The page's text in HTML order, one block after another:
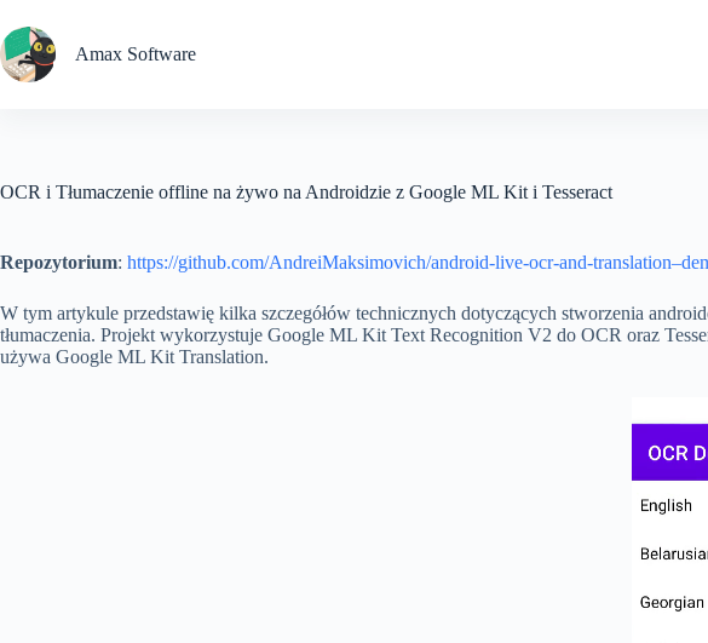
do
treści
Amax Software
OCR i Tłumaczenie offline na żywo na Androidzie z Google ML Kit i Tesseract
Repozytorium: https://github.com/AndreiMaksimovich/android-live-ocr-and-
W tym artykule przedstawię kilka szczegółów technicznych dotyczących stworzenia
tłumaczenia. Projekt wykorzystuje Google ML Kit Text Recognition V2 do OCR oraz
używa Google ML Kit Translation.